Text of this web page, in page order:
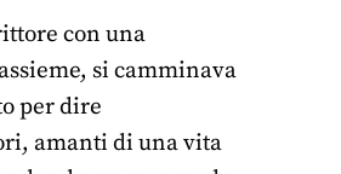
con una
si camminava
per dire
amanti di una vita